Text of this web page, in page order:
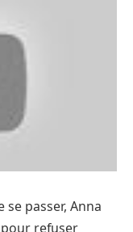
passer, Anna
refuser